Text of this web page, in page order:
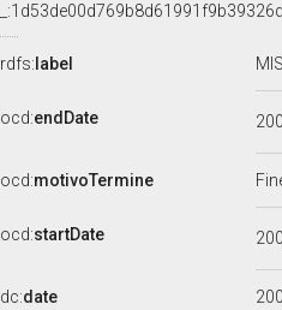
rdfs: label
ocd:endDate
ocd:motivoTermine
ocd:startDate
dc:date